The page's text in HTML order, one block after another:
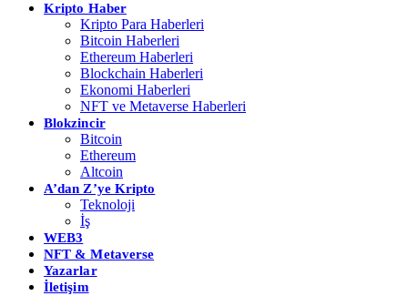
Kripto Haber
Kripto Para Haberleri
Bitcoin Haberleri
Ethereum Haberleri
Blockchain Haberleri
Ekonomi Haberleri
NFT ve Metaverse Haberleri
Blokzincir
Bitcoin
Ethereum
Altcoin
A’dan Z’ye Kripto
Teknoloji
İş
WEB3
NFT & Metaverse
Yazarlar
İletişim